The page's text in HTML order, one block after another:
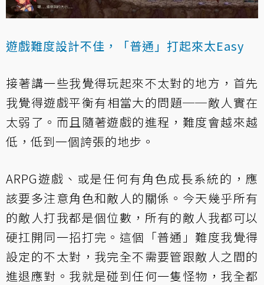
遊戲難度設計不佳，「普通」打起來太Easy
接著講一些我覺得玩起來不太對的地方，首先
我覺得遊戲平衡有相當大的問題──敵人實在
太弱了。而且隨著遊戲的進程，難度會越來越
低，低到一個誇張的地步。
ARPG遊戲、或是任何有角色成長系統的，應
該要多注意角色和敵人的關係。今天幾乎所有
的敵人打我都是個位數，所有的敵人我都可以
硬扛開同一招打完。這個「普通」難度我覺得
設定的不太對，我完全不需要管跟敵人之間的
進退應對。我就是碰到任何一隻怪物，我全都